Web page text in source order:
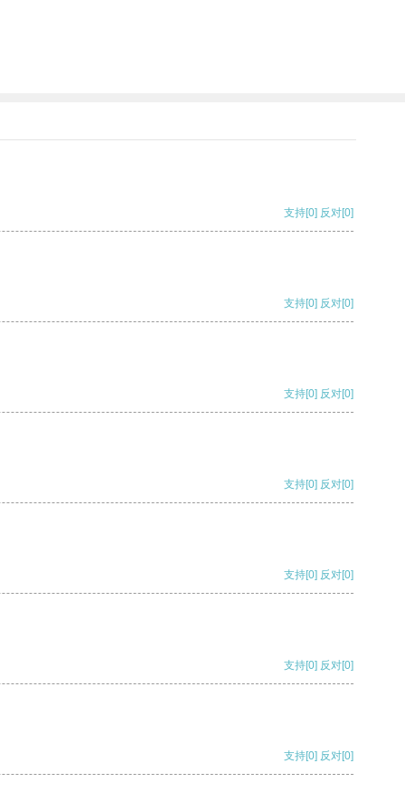
支持[0] 反对[0]
支持[0] 反对[0]
支持[0] 反对[0]
支持[0] 反对[0]
支持[0] 反对[0]
支持[0] 反对[0]
支持[0] 反对[0]